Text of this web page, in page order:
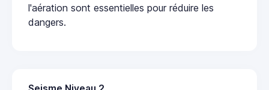
l'aération sont essentielles pour réduire les
dangers.